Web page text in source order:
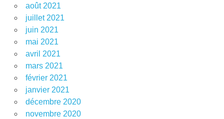
août 2021
juillet 2021
juin 2021
mai 2021
avril 2021
mars 2021
février 2021
janvier 2021
décembre 2020
novembre 2020